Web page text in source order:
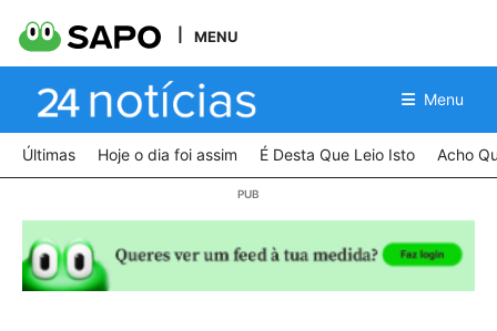
MENU
Menu
Últimas Hoje o dia foi assim É Desta Que Leio Isto Acho